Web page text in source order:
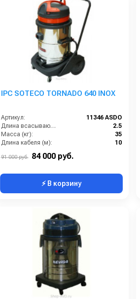
IPC SOTECO TORNADO 640 INOX
Артикул:
11346 ASDO
Длина всасывающего шланга (м):
2.5
Масса (кг):
35
Длина кабеля (м):
10
91 000 руб. 84 000 руб.
⚡ В корзину